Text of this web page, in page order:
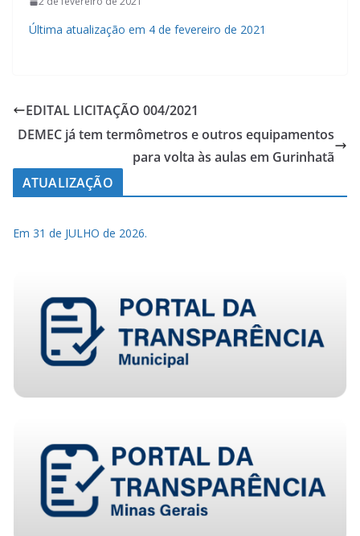
Última atualização em 4 de fevereiro de 2021
EDITAL LICITAÇÃO 004/2021
DEMEC já tem termômetros e outros equipamentos
para volta às aulas em Gurinhatã
ATUALIZAÇÃO
Em 31 de JULHO de 2026.